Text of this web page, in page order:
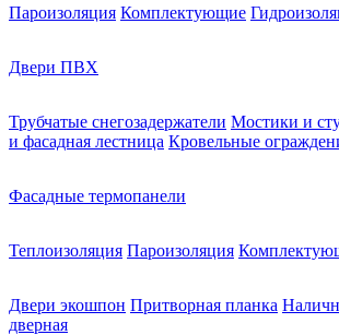
Пароизоляция Комплектующие
Двери ПВХ
Трубчатые снегозадержатели Мостики и
и фасадная лестница Кровельные
Фасадные термопанели
Теплоизоляция Пароизоляция
Двери экошпон Притворная планка
дверная